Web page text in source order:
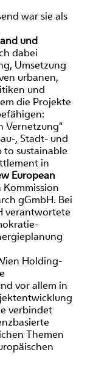
war sie als
und
dabei
Umsetzung
urbanen,
und
die Projekte
Vernetzung“
, Stadt- und
to sustainable
in
European
Kommission
gGmbH. Bei
verantwortete
Holding-
vor allem in
verbindet
Themen